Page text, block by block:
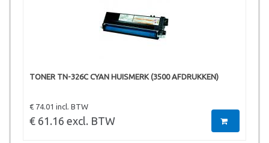
TONER TN-326C CYAN HUISMERK (3500 AFDRUKKEN)
€ 74.01 incl. BTW
€ 61.16 excl. BTW